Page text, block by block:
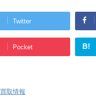
Twitter
Pocket B!
買取情報